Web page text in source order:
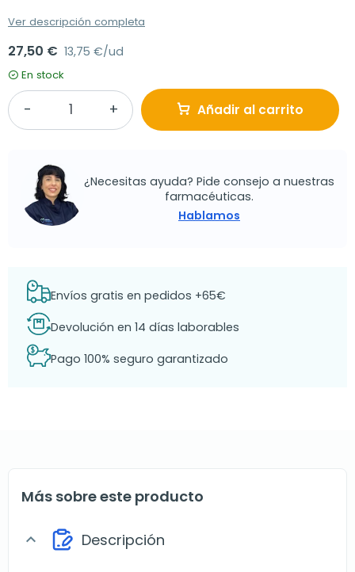
Ver descripción completa
27,50 € 13,75 €/ud
En stock
Añadir al carrito
¿Necesitas ayuda? Pide consejo a nuestras
farmacéuticas.
Hablamos
Envíos gratis en pedidos +65€
Devolución en 14 días laborables
Pago 100% seguro garantizado
Más sobre este producto
expand_more Descripción